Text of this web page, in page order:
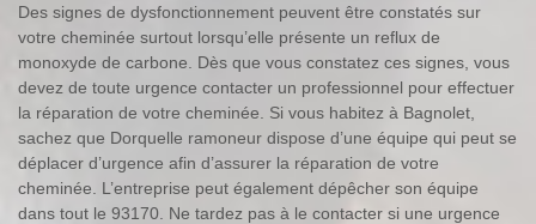
Des signes de dysfonctionnement peuvent être constatés sur
votre cheminée surtout lorsqu’elle présente un reflux de
monoxyde de carbone. Dès que vous constatez ces signes, vous
devez de toute urgence contacter un professionnel pour effectuer
la réparation de votre cheminée. Si vous habitez à Bagnolet,
sachez que Dorquelle ramoneur dispose d’une équipe qui peut se
déplacer d’urgence afin d’assurer la réparation de votre
cheminée. L’entreprise peut également dépêcher son équipe
dans tout le 93170. Ne tardez pas à le contacter si une urgence